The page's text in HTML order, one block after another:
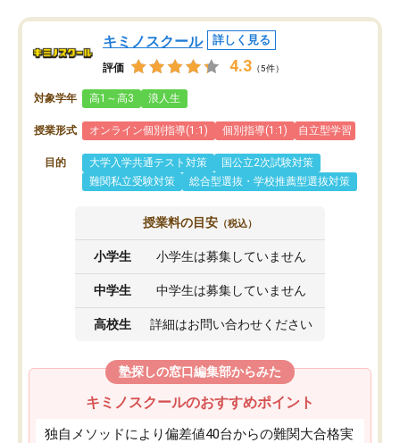
キミノスクール 詳しく見る
評価 4.3 （5件）
対象学年 高1～高3 浪人生
授業形式 オンライン個別指導(1:1) 個別指導(1:1) 自立型学習
目的 大学入学共通テスト対策
国公立2次試験対策
難関私立受験対策
総合型選抜・学校推薦型選抜対策
授業料の目安 （税込）
小学生 小学生は募集していません
中学生 中学生は募集していません
高校生 詳細はお問い合わせください
塾探しの窓口編集部からみた
キミノスクールのおすすめポイント
独自メソッドにより偏差値40台からの難関大合格実